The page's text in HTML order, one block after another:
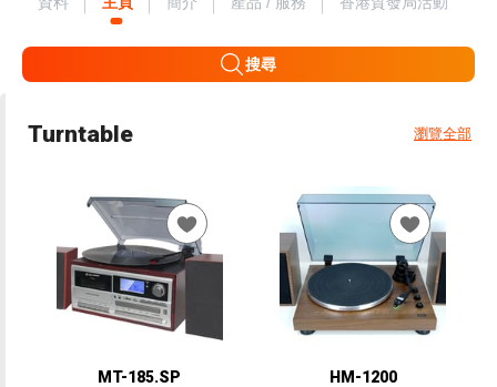
搜尋
Turntable 瀏覽全部
MT-185.SP HM-1200